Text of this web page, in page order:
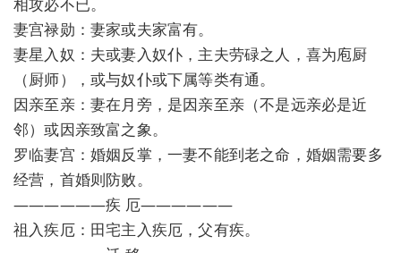
妻宫禄勋：妻家或夫家富有。
妻星入奴：夫或妻入奴仆，主夫劳碌之人，喜为庖厨
（厨师），或与奴仆或下属等类有通。
因亲至亲：妻在月旁，是因亲至亲（不是远亲必是近
邻）或因亲致富之象。
罗临妻宫：婚姻反掌，一妻不能到老之命，婚姻需要多
经营，首婚则防败。
——————疾 厄——————
祖入疾厄：田宅主入疾厄，父有疾。